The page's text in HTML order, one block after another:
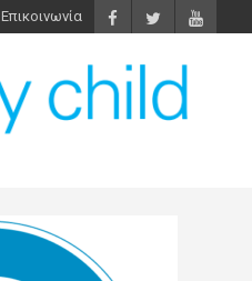
Επικοινωνία